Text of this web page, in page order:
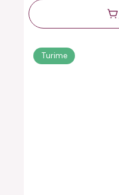
Turime